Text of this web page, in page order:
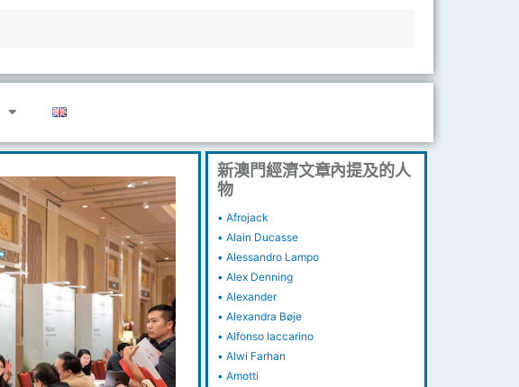
新澳門經濟文章內提及的人
物
•Afrojack
•Alain Ducasse
•Alessandro Lampo
•Alex Denning
•Alexander
•Alexandra Bøje
•Alfonso Iaccarino
•Alwi Farhan
•Amotti